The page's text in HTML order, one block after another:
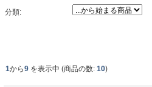
分類:
1から9 を表示中 (商品の数: 10)